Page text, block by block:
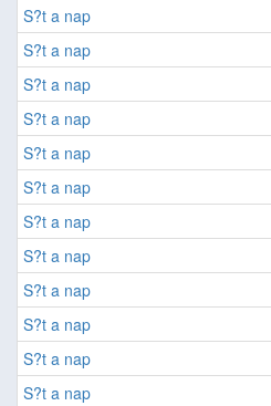
S?t a nap
S?t a nap
S?t a nap
S?t a nap
S?t a nap
S?t a nap
S?t a nap
S?t a nap
S?t a nap
S?t a nap
S?t a nap
S?t a nap